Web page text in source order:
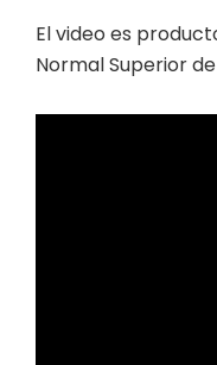
El video es
Normal Superior